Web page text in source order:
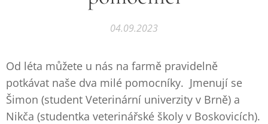
04.09.2023
Od léta můžete u nás na farmě pravidelně
potkávat naše dva milé pomocníky. Jmenují se
Šimon (student Veterinární univerzity v Brně) a
Nikča (studentka veterinářské školy v Boskovicích).